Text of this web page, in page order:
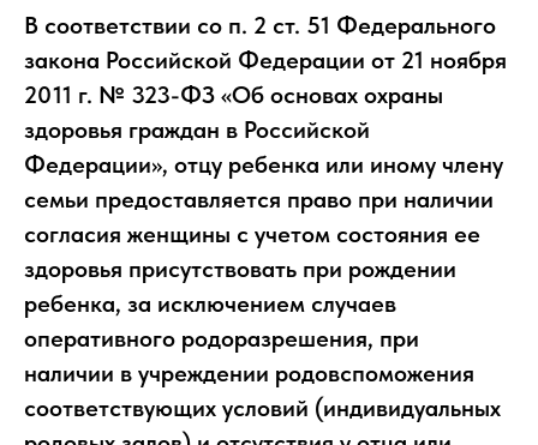
ПОЛИКЛИНИКА
В соответствии со п. 2 ст. 51 Федерального
закона Российской Федерации от 21 ноября
2011 г. № 323-ФЗ «Об основах охраны
здоровья граждан в Российской
Федерации», отцу ребенка или иному члену
семьи предоставляется право при наличии
согласия женщины с учетом состояния ее
здоровья присутствовать при рождении
ребенка, за исключением случаев
оперативного родоразрешения, при
наличии в учреждении родовспоможения
соответствующих условий (индивидуальных